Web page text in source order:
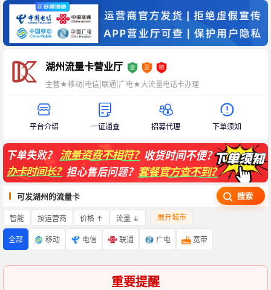
湖州流量卡营业厅
主营★移动|电信|联通|广电★大流量电话卡办理
平台介绍 一证通查 招募代理 下单须知
可发湖州的流量卡 搜索
智能 按运营商 价格 ↑ 流量 ↓ 展开城市
全部 移动 电信 联通 广电 宽带
重要提醒